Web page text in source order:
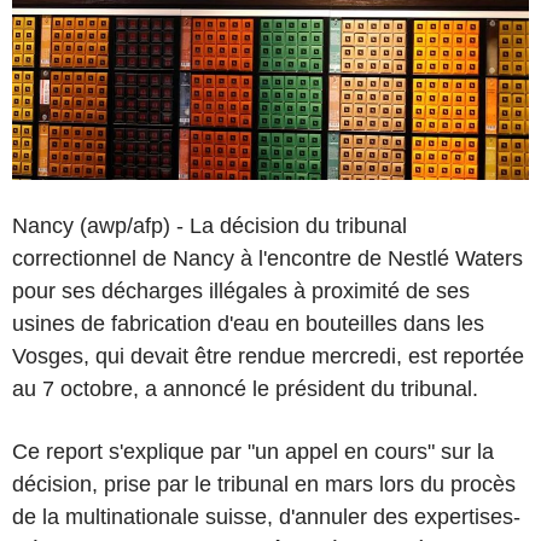
Nancy (awp/afp) - La décision du tribunal
correctionnel de Nancy à l'encontre de Nestlé Waters
pour ses décharges illégales à proximité de ses
usines de fabrication d'eau en bouteilles dans les
Vosges, qui devait être rendue mercredi, est reportée
au 7 octobre, a annoncé le président du tribunal.
Ce report s'explique par "un appel en cours" sur la
décision, prise par le tribunal en mars lors du procès
de la multinationale suisse, d'annuler des expertises-